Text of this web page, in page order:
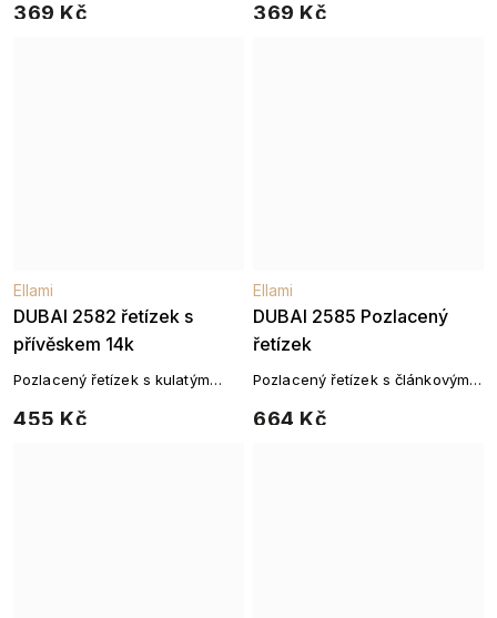
369 Kč 369 Kč
DUBAI 2582 řetízek s
přívěskem 14k
Ellami
455 Kč
Pozlacený řetízek s kulatým
DUBAI 2585 Pozlacený
řetízek
Ellami
664 Kč
Pozlacený řetízek s článkovým